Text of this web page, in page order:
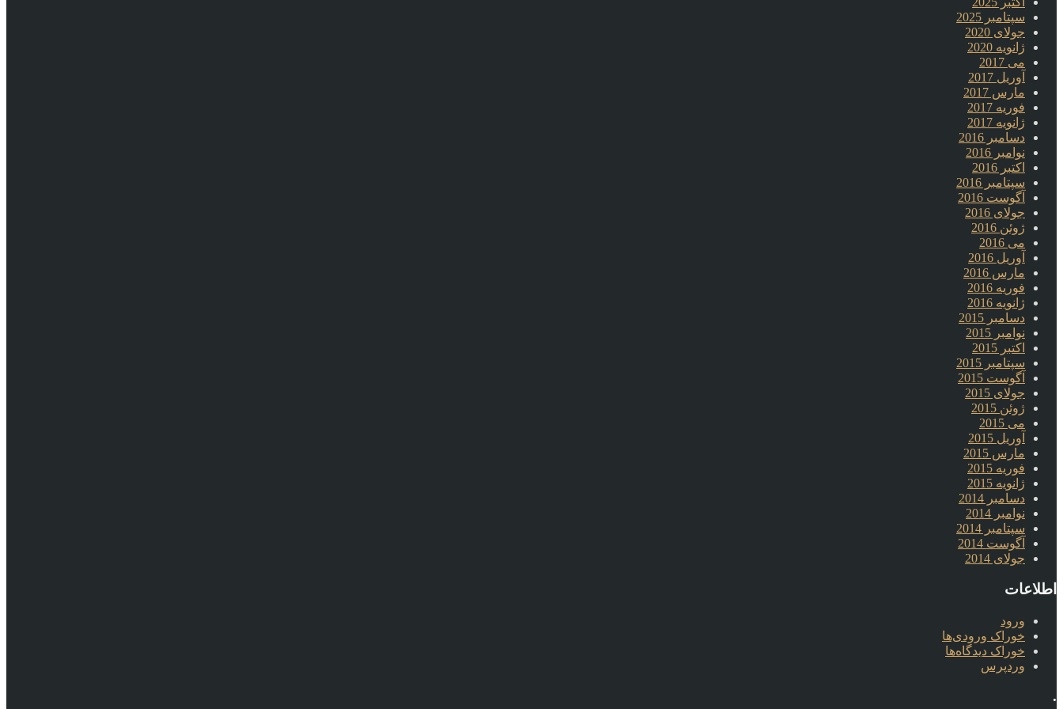
سپتامبر 2025
جولای 2020
ژانویه 2020
می 2017
آوریل 2017
مارس 2017
فوریه 2017
ژانویه 2017
دسامبر 2016
نوامبر 2016
اکتبر 2016
سپتامبر 2016
آگوست 2016
جولای 2016
ژوئن 2016
می 2016
آوریل 2016
مارس 2016
فوریه 2016
ژانویه 2016
دسامبر 2015
نوامبر 2015
اکتبر 2015
سپتامبر 2015
آگوست 2015
جولای 2015
ژوئن 2015
می 2015
آوریل 2015
مارس 2015
فوریه 2015
ژانویه 2015
دسامبر 2014
نوامبر 2014
سپتامبر 2014
آگوست 2014
جولای 2014
اطلاعات
ورود
خوراک ورودی‌ها
خوراک دیدگاه‌ها
وردپرس
.